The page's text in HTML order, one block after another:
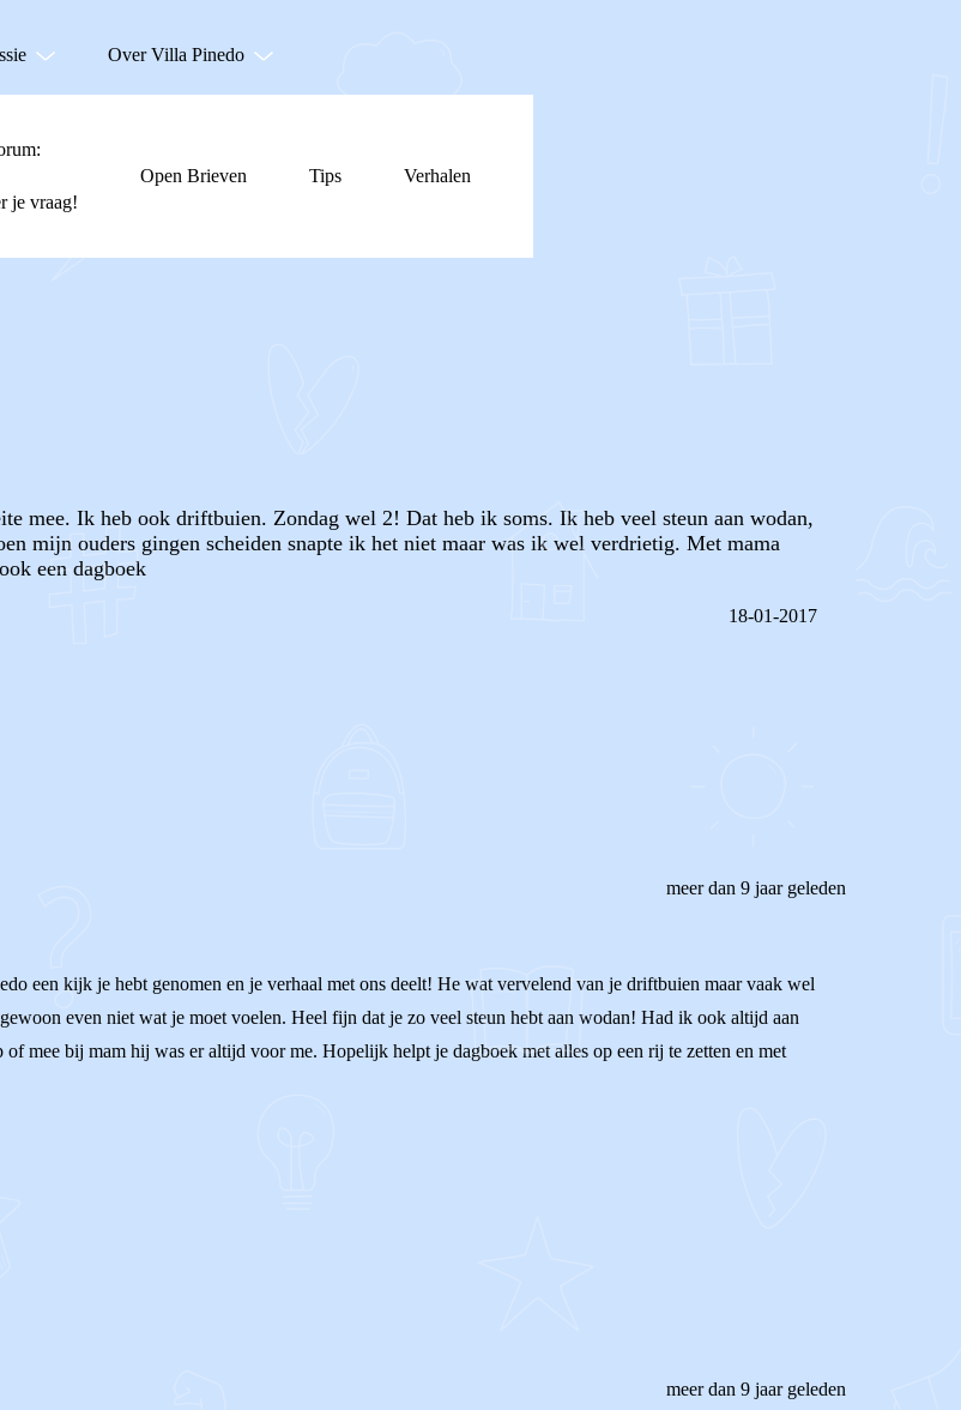
Over Villa Pinedo
je vraag!
Open Brieven Tips Verhalen
mee. Ik heb ook driftbuien. Zondag wel 2! Dat heb ik soms. Ik heb veel steun aan wodan,
mijn ouders gingen scheiden snapte ik het niet maar was ik wel verdrietig. Met mama
een dagboek
18-01-2017
meer dan 9 jaar geleden
een kijk je hebt genomen en je verhaal met ons deelt! He wat vervelend van je driftbuien maar vaak wel
even niet wat je moet voelen. Heel fijn dat je zo veel steun hebt aan wodan! Had ik ook altijd aan
mee bij mam hij was er altijd voor me. Hopelijk helpt je dagboek met alles op een rij te zetten en met
meer dan 9 jaar geleden